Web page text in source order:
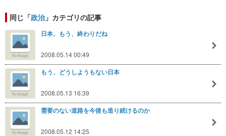
同じ「政治」カテゴリの記事
日本、もう、終わりだね
2008.05.14 00:49
もう、どうしようもない日本
2008.05.13 16:39
需要のない道路を今後も造り続けるのか
2008.05.12 14:25